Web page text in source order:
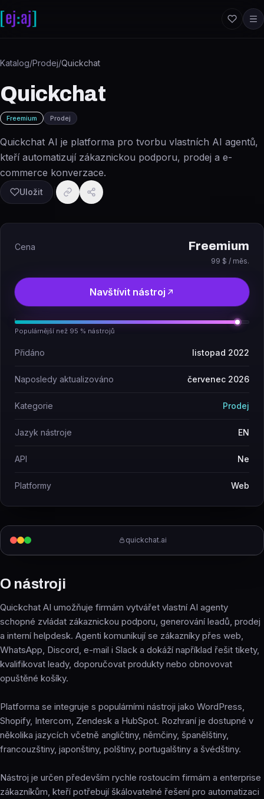
Katalog/Prodej/Quickchat
Quickchat
Freemium Prodej
Quickchat AI je platforma pro tvorbu vlastních AI agentů,
kteří automatizují zákaznickou podporu, prodej a e-
commerce konverzace.
Uložit
quickchat.ai
O nástroji
Quickchat AI umožňuje firmám vytvářet vlastní AI agenty
schopné zvládat zákaznickou podporu, generování leadů, prodej
a interní helpdesk. Agenti komunikují se zákazníky přes web,
WhatsApp, Discord, e-mail i Slack a dokáží například řešit tikety,
kvalifikovat leady, doporučovat produkty nebo obnovovat
opuštěné košíky.
Platforma se integruje s populárními nástroji jako WordPress,
Shopify, Intercom, Zendesk a HubSpot. Rozhraní je dostupné v
několika jazycích včetně angličtiny, němčiny, španělštiny,
francouzštiny, japonštiny, polštiny, portugalštiny a švédštiny.
Nástroj je určen především rychle rostoucím firmám a enterprise
zákazníkům, kteří potřebují škálovatelné řešení pro automatizaci
Cena Freemium
99 $ / měs.
Navštívit nástroj
Populárnější než 95 % nástrojů
Přidáno listopad 2022
Naposledy aktualizováno červenec 2026
Kategorie Prodej
Jazyk nástroje EN
API Ne
Platformy Web